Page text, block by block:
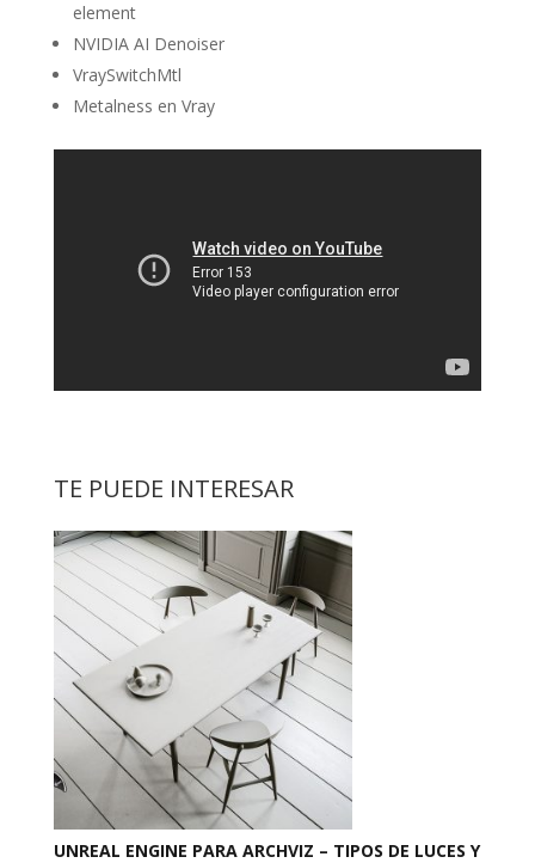
element
NVIDIA AI Denoiser
VraySwitchMtl
Metalness en Vray
TE PUEDE INTERESAR
UNREAL ENGINE PARA ARCHVIZ – TIPOS DE LUCES Y